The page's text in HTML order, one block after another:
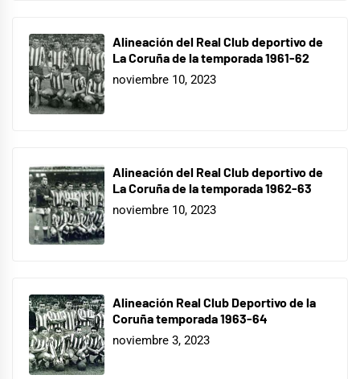
Alineación del Real Club deportivo de
La Coruña de la temporada 1961-62
noviembre 10, 2023
Alineación del Real Club deportivo de
La Coruña de la temporada 1962-63
noviembre 10, 2023
Alineación Real Club Deportivo de la
Coruña temporada 1963-64
noviembre 3, 2023